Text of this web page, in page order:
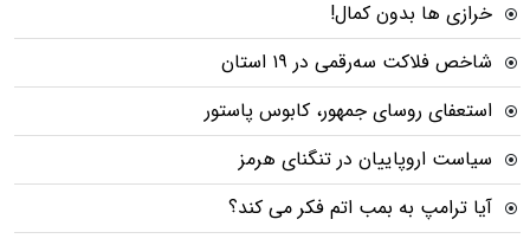
خرازی ها بدون کمال!
شاخص فلاکت سه‌رقمی در ۱۹ استان
استعفای روسای جمهور، کابوس پاستور
سیاست اروپاییان در تنگنای هرمز
آیا ترامپ به بمب اتم فکر می کند؟